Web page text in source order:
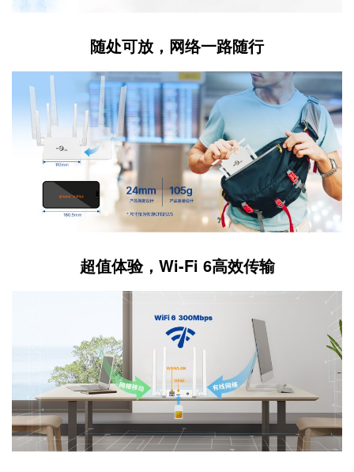
随处可放，网络一路随行
超值体验，Wi-Fi 6高效传输